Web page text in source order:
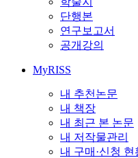
단행본
연구보고서
공개강의
MyRISS
내 추천논문
내 책장
내 최근 본 논문
내 저작물관리
내 구매·신청 현